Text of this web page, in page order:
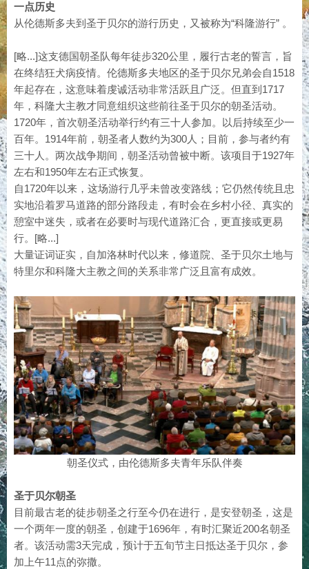
一点历史
从伦德斯多夫到圣于贝尔的游行历史，又被称为“科隆游行” 。
[略...]这支德国朝圣队每年徒步320公里，履行古老的誓言，旨
在终结狂犬病疫情。伦德斯多夫地区的圣于贝尔兄弟会自1518
年起存在，这意味着虔诚活动非常活跃且广泛。但直到1717
年，科隆大主教才同意组织这些前往圣于贝尔的朝圣活动。
1720年，首次朝圣活动举行约有三十人参加。以后持续至少一
百年。1914年前，朝圣者人数约为300人；目前，参与者约有
三十人。两次战争期间，朝圣活动曾被中断。该项目于1927年
左右和1950年左右正式恢复。
自1720年以来，这场游行几乎未曾改变路线；它仍然传统且忠
实地沿着罗马道路的部分路段走，有时会在乡村小径、真实的
憩室中迷失，或者在必要时与现代道路汇合，更直接或更易
行。[略...]
大量证词证实，自加洛林时代以来，修道院、圣于贝尔土地与
特里尔和科隆大主教之间的关系非常广泛且富有成效。
朝圣仪式，由伦德斯多夫青年乐队伴奏
圣于贝尔朝圣
目前最古老的徒步朝圣之行至今仍在进行，是安登朝圣，这是
一个两年一度的朝圣，创建于1696年，有时汇聚近200名朝圣
者。该活动需3天完成，预计于五旬节主日抵达圣于贝尔，参
加上午11点的弥撒。